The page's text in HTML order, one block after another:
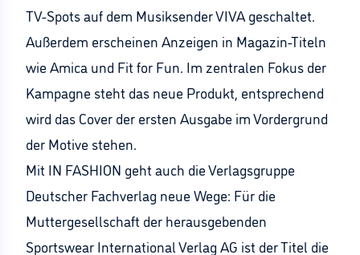
TV-Spots auf dem Musiksender VIVA geschaltet.
Außerdem erscheinen Anzeigen in Magazin-Titeln
wie Amica und Fit for Fun. Im zentralen Fokus der
Kampagne steht das neue Produkt, entsprechend
wird das Cover der ersten Ausgabe im Vordergrund
der Motive stehen.
Mit IN FASHION geht auch die Verlagsgruppe
Deutscher Fachverlag neue Wege: Für die
Muttergesellschaft der herausgebenden
Sportswear International Verlag AG ist der Titel die